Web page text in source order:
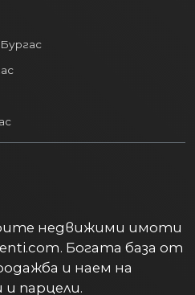
недвижими имоти
Богата база от
и наем на
парцели.